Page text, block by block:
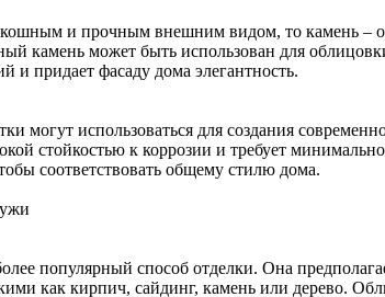
и прочным внешним видом, то камень –
камень может быть использован для
и придает фасаду дома элегантность.
могут использоваться для создания
стойкостью к коррозии и требует
соответствовать общему стилю дома.
популярный способ отделки. Она
как кирпич, сайдинг, камень или дерево.